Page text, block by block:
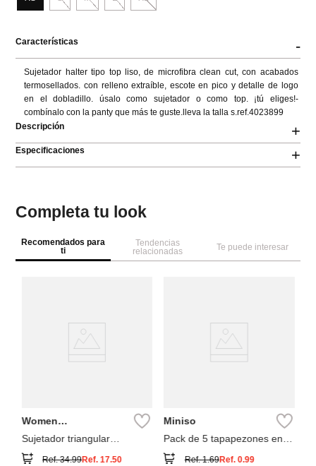
Características -
Sujetador halter tipo top liso, de microfibra clean cut, con acabados
termosellados. con relleno extraíble, escote en pico y detalle de logo
en el dobladillo. úsalo como sujetador o como top. ¡tú eliges!-
combínalo con la panty que más te guste.lleva la talla s.ref.4023899
Descripción
+
Especificaciones +
Completa tu look
Recomendados para
ti
Tendencias
relacionadas
Te puede interesar
Women
Sujetador triangular
Ref.34.99Ref.17.50
Miniso
Pack de 5 tapapezones en
Ref.1.69Ref. 0.99